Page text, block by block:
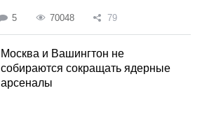
5 70048 79
Москва и Вашингтон не
собираются сокращать ядерные
арсеналы